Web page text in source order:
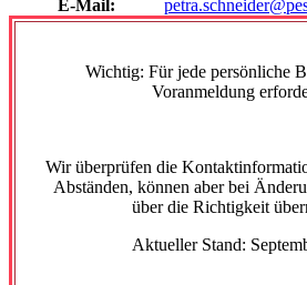
E-Mail:
Wichtig: Für jede persönliche
Voranmeldung
Wir überprüfen die
Abständen, können aber bei
über die Richtigkeit
Aktueller Stand: